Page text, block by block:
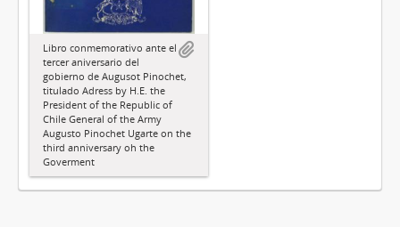
Libro conmemorativo ante el
tercer aniversario del
gobierno de Augusot Pinochet,
titulado Adress by H.E. the
President of the Republic of
Chile General of the Army
Augusto Pinochet Ugarte on the
third anniversary oh the
Goverment